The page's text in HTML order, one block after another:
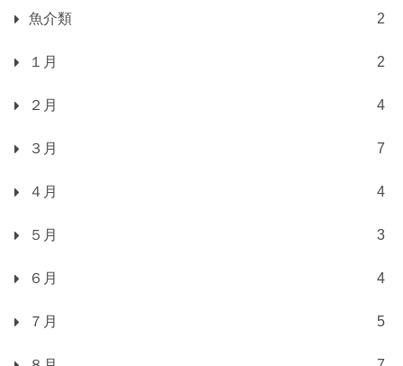
魚介類 2
１月 2
２月 4
３月 7
４月 4
５月 3
６月 4
７月 5